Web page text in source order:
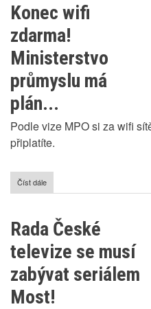
mohou
brzy
Dočkáme
Konec wifi
zdarma!
Ministerstvo
průmyslu má
plán...
Podle vize MPO si za wifi
připlatíte.
Číst dále
Konec
zdarma!
Ministerstvo
průmyslu
má
Rada České
televize se musí
zabývat seriálem
Most!